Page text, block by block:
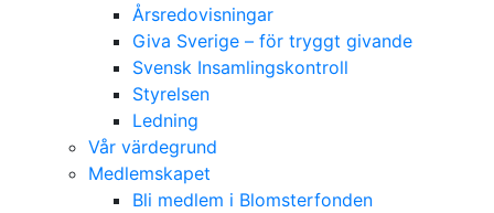
Årsredovisningar
Giva Sverige – för tryggt givande
Svensk Insamlingskontroll
Styrelsen
Ledning
Vår värdegrund
Medlemskapet
Bli medlem i Blomsterfonden